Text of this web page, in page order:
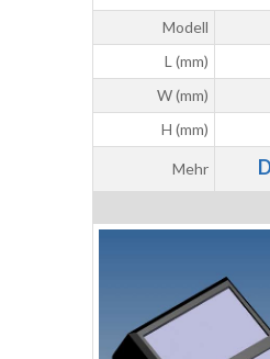
Modell
L (mm)
W (mm)
H (mm)
Mehr